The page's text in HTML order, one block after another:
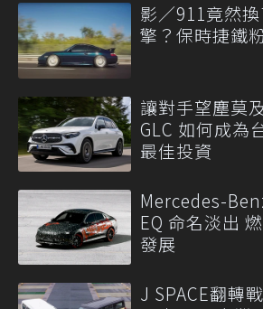
影／911竟然
擎？保時捷鐵
讓對手望塵莫
GLC 如何成為
最佳投資
Mercedes-
EQ 命名淡出
發展
J SPACE翻轉